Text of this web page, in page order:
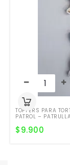
TOPPERS PARA
PATROL –
$9.900